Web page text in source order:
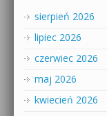
sierpień 2026
lipiec 2026
czerwiec 2026
maj 2026
kwiecień 2026